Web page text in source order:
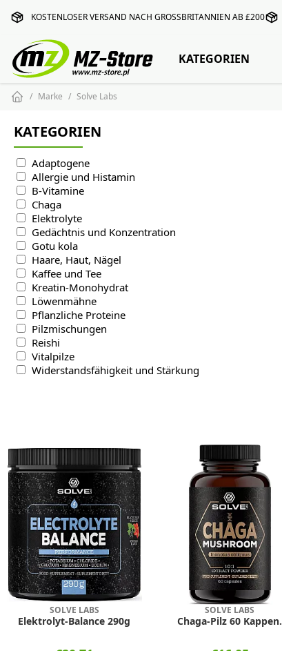
KOSTENLOSER VERSAND NACH GROSSBRITANNIEN AB £200
KATEGORIEN
Marke Solve Labs
KATEGORIEN
Adaptogene
Allergie und Histamin
B-Vitamine
Chaga
Elektrolyte
Gedächtnis und Konzentration
Gotu kola
Haare, Haut, Nägel
Kaffee und Tee
Kreatin-Monohydrat
Löwenmähne
Pflanzliche Proteine
Pilzmischungen
Reishi
Vitalpilze
Widerstandsfähigkeit und Stärkung
SOLVE LABS
Elektrolyt-Balance 290g
SOLVE LABS
Chaga-Pilz 60 Kappen.